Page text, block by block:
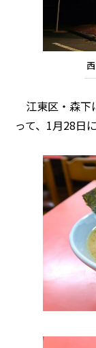
江東区・森下
って、1月28日